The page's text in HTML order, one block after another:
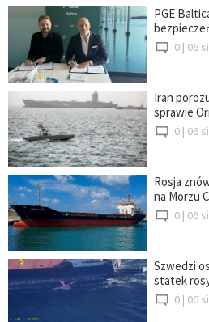
PGE
0 | 06
Iran
sprawie
0 | 06
Rosja
na Morzu
0 | 06
Szwedzi
statek
0 | 06